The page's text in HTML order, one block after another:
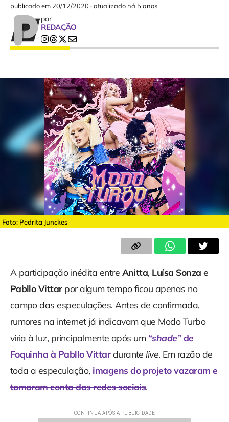
publicado em 20/12/2020 ·atualizado há 5 anos
por
REDAÇÃO
Foto: Pedrita Junckes
A participação inédita entre Anitta, Luísa Sonza e
Pabllo Vittarpor algum tempo ficou apenas no
campo das especulações. Antes de confirmada,
rumores na internet já indicavam que Modo Turbo
viria à luz, principalmente após um “shade”de
Foquinha à Pabllo Vittardurante live. Em razão de
toda a especulação,imagens do projeto vazaram e
tomaram conta das redes sociais.